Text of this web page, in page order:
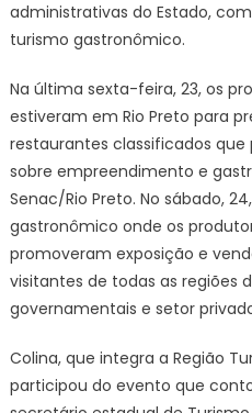
administrativas do Estado,
turismo gastronômico.
Na última sexta-feira, 23, os
estiveram em Rio Preto para
restaurantes classificados
sobre empreendimento e
Senac/Rio Preto. No sábado,
gastronômico onde os
promoveram exposição e
visitantes de todas as regiões
governamentais e setor
Colina, que integra a Região
participou do evento que